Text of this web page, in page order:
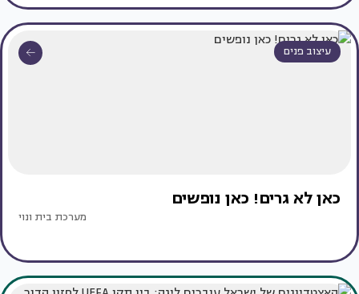
עיצוב פנים
כאן לא גרים! כאן נופשים
מערכת בית ונוי